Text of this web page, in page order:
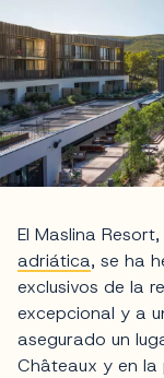
El Maslina
adriática, se ha
exclusivos de la
excepcional y a
asegurado un
Châteaux y en la